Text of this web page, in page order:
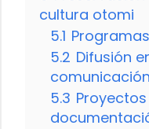
cultura otomi
5.1
5.2 Difusión
5.3